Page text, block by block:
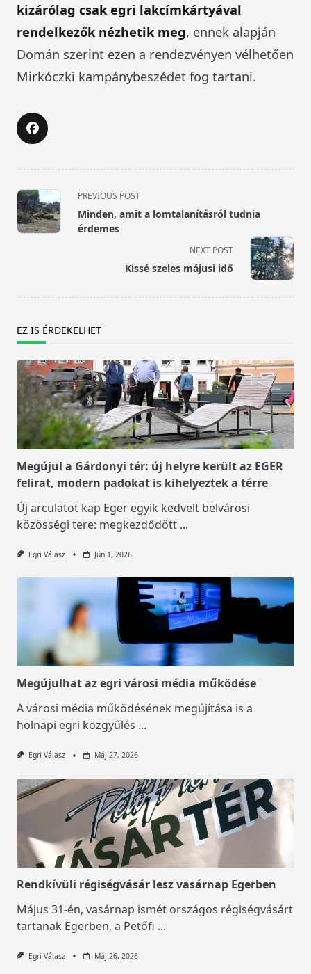
kizárólag csak egri lakcímkártyával
rendelkezők nézhetik meg, ennek alapján
Domán szerint ezen a rendezvényen vélhetően
Mirkóczki kampánybeszédet fog tartani.
<span
class="nav-
subtitle
PREVIOUS POST
Minden, amit a lomtalanításról tudnia
érdemes
NEXT POST
Kissé szeles májusi idő
EZ IS ÉRDEKELHET
Megújul a Gárdonyi tér: új helyre került az EGER
felirat, modern padokat is kihelyeztek a térre
Új arculatot kap Eger egyik kedvelt belvárosi
közösségi tere: megkezdődött ...
Egri Válasz Jún 1, 2026
Megújulhat az egri városi média működése
A városi média működésének megújítása is a
holnapi egri közgyűlés ...
Egri Válasz Máj 27, 2026
Rendkívüli régiségvásár lesz vasárnap Egerben
Május 31-én, vasárnap ismét országos régiségvásárt
tartanak Egerben, a Petőfi ...
Egri Válasz Máj 26, 2026